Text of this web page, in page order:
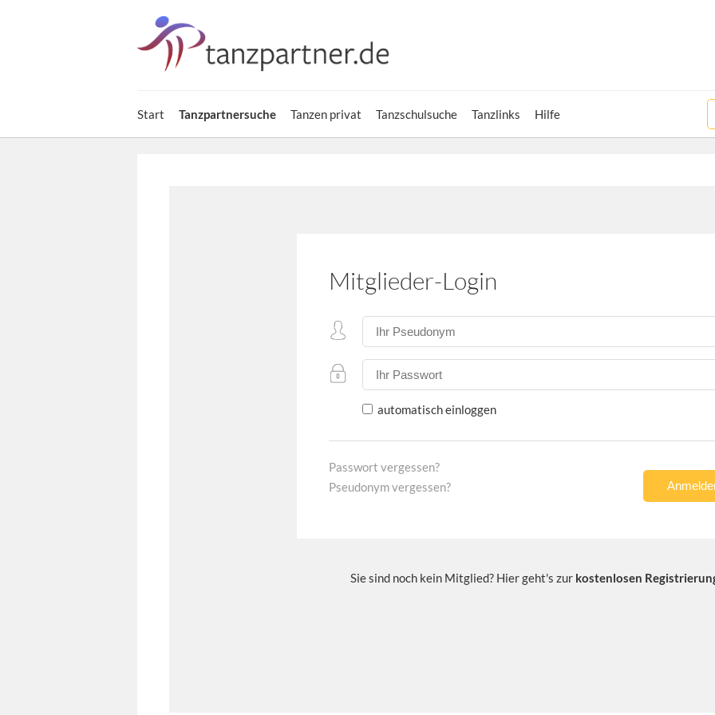
Start Tanzpartnersuche Tanzen privat Tanzschulsuche Tanzlinks Hilfe
Mitglieder-Login
automatisch einloggen
Passwort vergessen?
Pseudonym vergessen?
Sie sind noch kein Mitglied? Hier geht's zur kostenlosen